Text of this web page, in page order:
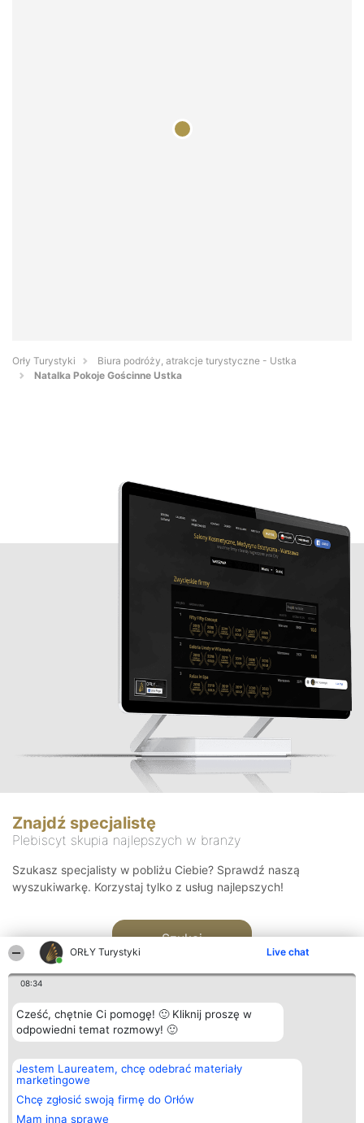
ORŁY Turystyki Live chat
08:34
Cześć, chętnie Ci pomogę! 🙂 Kliknij proszę w
odpowiedni temat rozmowy! 🙂
Jestem Laureatem, chcę odebrać materiały
marketingowe
Chcę zgłosić swoją firmę do Orłów
Mam inną sprawę
Orły Turystyki
Biura podróży, atrakcje turystyczne - Ustka
Natalka Pokoje Gościnne Ustka
Znajdź specjalistę
Plebiscyt skupia najlepszych w branży
Szukasz specjalisty w pobliżu Ciebie? Sprawdź naszą
wyszukiwarkę. Korzystaj tylko z usług najlepszych!
Szukaj
Organizator plebiscytu
Bright Side Solutions sp. z o.
o. sp. k.
ul. Ruska 22
Wrocław 50-079
KRS 0000749100 | Regon
Plebiscyt
Laureaci
wszystkich
Laureatów
Kontakt
Kontakt